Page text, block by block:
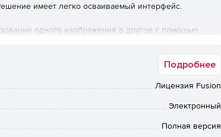
имеет легко осваиваемый интерфейс.
одного изображения в другое с помощью
задается соответствие положения характерных
не понадобятся ни меши (градиентные
(которые легко открываются и закрываются).
Подробнее
Лицензия Fusion
Электронный
Полная версия